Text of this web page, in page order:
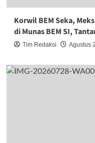
Korwil BEM Seka,
di Munas BEM SI,
Tim Redaksi Agustus